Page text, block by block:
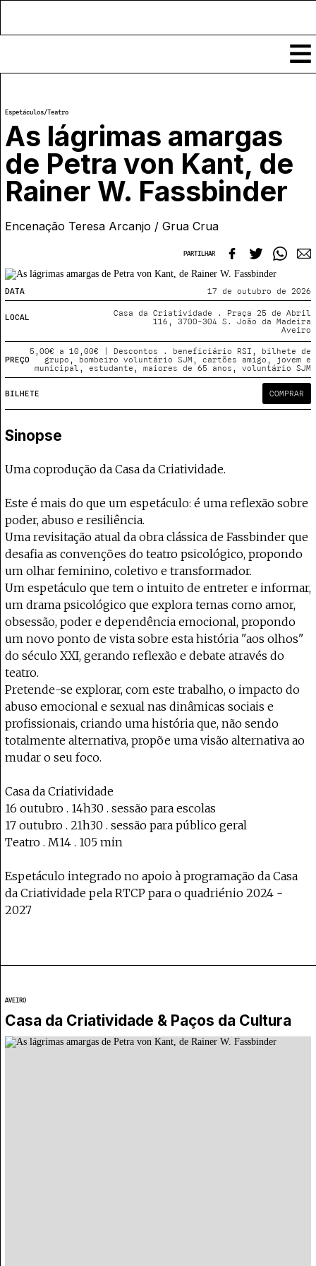
Notícias
Classificados
Ver todos
Enviar
Agenda
Espetáculos
Eventos
Locais
Submeter Eventos
Crítica
COFFEELABS
Cursos Curtos
Recursos
Publicações
Sobre
Projecto e Equipa
Ficha Técnica
Política de privacidade
o Coffeepaste e ajuda-nos a chegar mais longe. Mantém viva a cultura independente —
Apoiar
Espetáculos/Teatro
As lágrimas amargas
de Petra von Kant, de
Rainer W. Fassbinder
Encenação Teresa Arcanjo / Grua Crua
PARTILHAR
DATA 17 de outubro de 2026
LOCAL
Casa da Criatividade . Praça 25 de Abril
116, 3700-304 S. João da Madeira
Aveiro
PREÇO
5,00€ a 10,00€ | Descontos . beneficiário RSI, bilhete de
grupo, bombeiro voluntário SJM, cartões amigo, jovem e
municipal, estudante, maiores de 65 anos, voluntário SJM
BILHETE COMPRAR
Sinopse
Uma coprodução da Casa da Criatividade.
Este é mais do que um espetáculo: é uma reflexão sobre
poder, abuso e resiliência.
Uma revisitação atual da obra clássica de Fassbinder que
desafia as convenções do teatro psicológico, propondo
um olhar feminino, coletivo e transformador.
Um espetáculo que tem o intuito de entreter e informar,
um drama psicológico que explora temas como amor,
obsessão, poder e dependência emocional, propondo
um novo ponto de vista sobre esta história "aos olhos"
do século XXI, gerando reflexão e debate através do
teatro.
Pretende-se explorar, com este trabalho, o impacto do
abuso emocional e sexual nas dinâmicas sociais e
profissionais, criando uma história que, não sendo
totalmente alternativa, propõe uma visão alternativa ao
mudar o seu foco.
Casa da Criatividade
16 outubro . 14h30 . sessão para escolas
17 outubro . 21h30 . sessão para público geral
Teatro . M14 . 105 min
Espetáculo integrado no apoio à programação da Casa
da Criatividade pela RTCP para o quadriénio 2024 -
2027
AVEIRO
Casa da Criatividade & Paços da Cultura